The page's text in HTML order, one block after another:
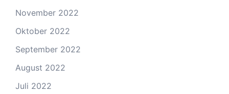
November 2022
Oktober 2022
September 2022
August 2022
Juli 2022